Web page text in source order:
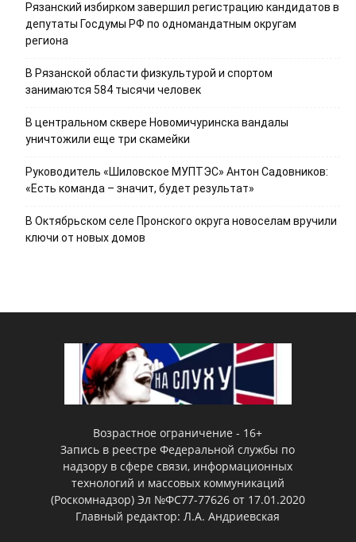
Рязанский избирком завершил регистрацию кандидатов в
депутаты Госдумы РФ по одномандатным округам
региона
В Рязанской области физкультурой и спортом
занимаются 584 тысячи человек
В центральном сквере Новомичуринска вандалы
уничтожили еще три скамейки
Руководитель «Шиловское МУПТЭС» Антон Садовников:
«Есть команда – значит, будет результат»
В Октябрьском селе Пронского округа новоселам вручили
ключи от новых домов
Возрастное ограничение - 16+
Запись в реестре Федеральной службы по
надзору в сфере связи, информационных
технологий и массовых коммуникаций
(Роскомнадзор) Эл №ФС77-77626 от 17.01.2020
Главный редактор: Л.А. Андриевская